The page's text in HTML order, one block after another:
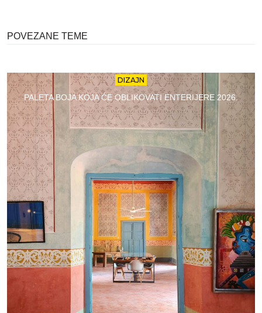
POVEZANE TEME
DIZAJN
PALETA BOJA KOJA ĆE OBLIKOVATI ENTERIJERE 2026.